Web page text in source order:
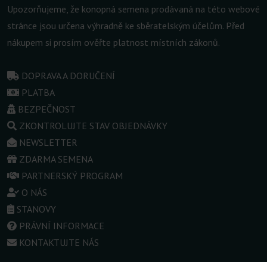
Upozorňujeme, že konopná semena prodávaná na této webové
stránce jsou určena výhradně ke sběratelským účelům. Před
nákupem si prosím ověřte platnost místních zákonů.
DOPRAVA A DORUČENÍ
PLATBA
BEZPEČNOST
ZKONTROLUJTE STAV OBJEDNÁVKY
NEWSLETTER
ZDARMA SEMENA
PARTNERSKÝ PROGRAM
O NÁS
STANOVY
PRÁVNÍ INFORMACE
KONTAKTUJTE NÁS